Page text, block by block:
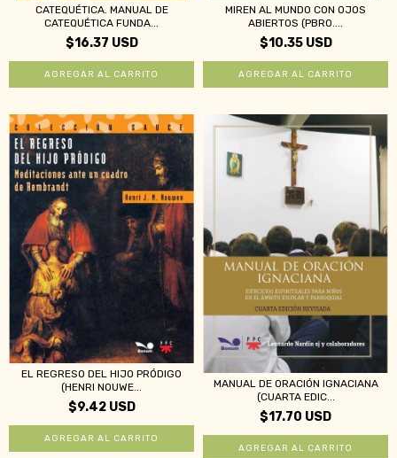
CATEQUÉTICA. MANUAL DE
CATEQUÉTICA FUNDA...
$16.37 USD
MIREN AL MUNDO CON OJOS
ABIERTOS (PBRO....
$10.35 USD
EL REGRESO DEL HIJO PRÓDIGO
(HENRI NOUWE...
$9.42 USD
MANUAL DE ORACIÓN IGNACIANA
(CUARTA EDIC...
$17.70 USD